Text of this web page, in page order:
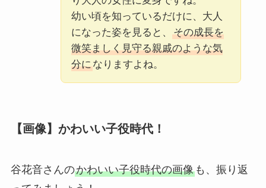
幼い頃を知っているだけに、大人
になった姿を見ると、
その成長を
微笑ましく見守る親戚のような気
分になりますよね。
【画像】かわいい子役時代！
谷花音さんのかわいい子役時代の画像も、振り返